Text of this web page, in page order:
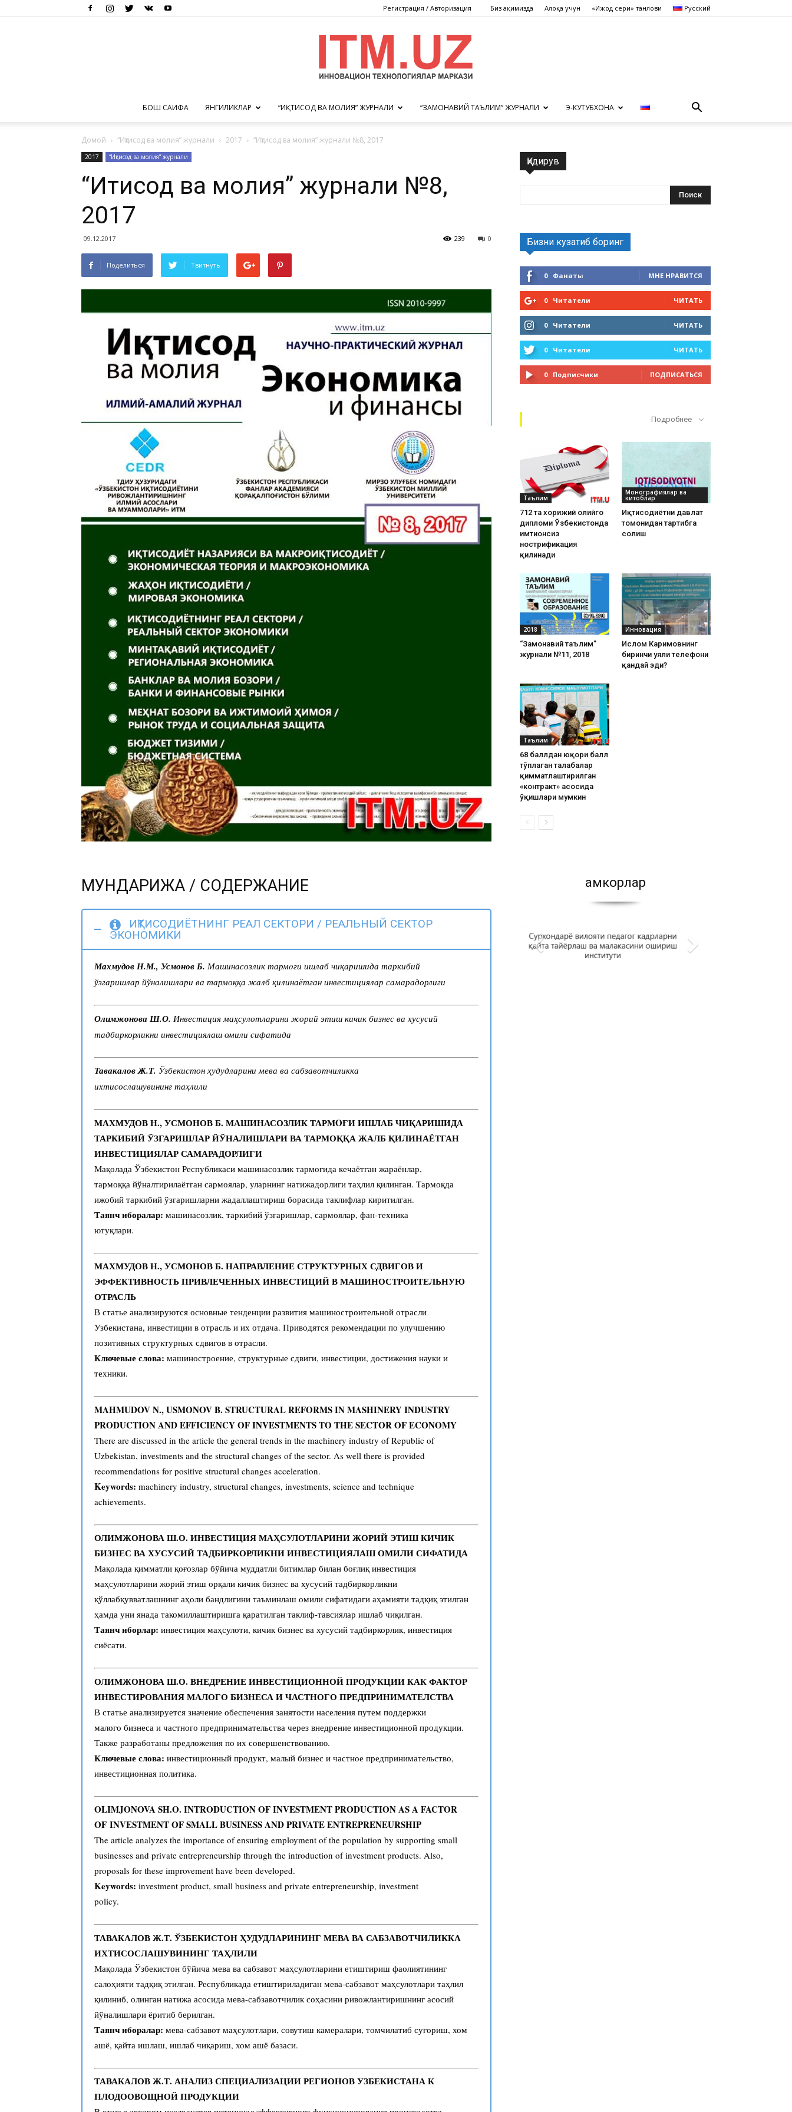
Регистрация / Авторизация Биз ҳақимизда Алоқа учун «Ижод сеҳри» танлови Русский
технологиялар
БОШ САҲИФА ЯНГИЛИКЛАР “ИҚТИСОД ВА МОЛИЯ” ЖУРНАЛИ “ЗАМОНАВИЙ ТАЪЛИМ” ЖУРНАЛИ Э-КУТУБХОНА
Домой “Иқтисод ва молия” журнали 2017 “Иқтисод ва молия” журнали №8, 2017
2017 “Иқтисод ва молия” журнали
“Иқтисод ва молия” журнали №8,
2017
09.12.2017 0
239
Поделиться Твитнуть
МУНДАРИЖА / СОДЕРЖАНИЕ
ИҚТИСОДИЁТНИНГ РЕАЛ СЕКТОРИ / РЕАЛЬНЫЙ СЕКТОР
ЭКОНОМИКИ
Махмудов Н.М., Усмонов Б. Машинасозлик тармoғи ишлаб чиқаришида таркибий
ўзгаришлар йўналишлари ва тармоққа жалб қилинаётган инвестициялар самарадорлиги
Олимжонова Ш.О. Инвестиция маҳсулотларини жорий этиш кичик бизнес ва хусусий
тадбиркорликни инвестициялаш омили сифатида
Тавакалов Ж.Т. Ўзбекистон ҳудудларини мева ва сабзавотчиликка
ихтисослашувининг таҳлили
МАХМУДОВ Н., УСМОНОВ Б. МАШИНАСОЗЛИК ТАРМOҒИ ИШЛАБ ЧИҚАРИШИДА
ТАРКИБИЙ ЎЗГАРИШЛАР ЙЎНАЛИШЛАРИ ВА ТАРМОҚҚА ЖАЛБ ҚИЛИНАЁТГАН
ИНВЕСТИЦИЯЛАР САМАРАДОРЛИГИ
Мақолада Ўзбекистон Республикаси машинасозлик тармоғида кечаётган жараёнлар,
тармоққа йўналтирилаётган сармоялар, уларнинг натижадорлиги таҳлил қилинган. Тармоқда
ижобий таркибий ўзгаришларни жадаллаштириш борасида таклифлар киритилган.
Таянч иборалар: машинасозлик, таркибий ўзгаришлар, сармоялар, фан-техника
ютуқлари.
МАХМУДОВ Н., УСМОНОВ Б. НАПРАВЛЕНИЕ СТРУКТУРНЫХ СДВИГОВ И
ЭФФЕКТИВНОСТЬ ПРИВЛЕЧЕННЫХ ИНВЕСТИЦИЙ В МАШИНОСТРОИТЕЛЬНУЮ
ОТРАСЛЬ
В статье анализируются основные тенденции развития машиностроительной отрасли
Узбекистана, инвестиции в отрасль и их отдача. Приводятся рекомендации по улучшению
позитивных структурных сдвигов в отрасли.
Ключевые слова: машиностроение, структурные сдвиги, инвестиции, достижения науки и
техники.
MAHMUDOV N., USMONOV B. STRUCTURAL REFORMS IN MASHINERY INDUSTRY
PRODUCTION AND EFFICIENCY OF INVESTMENTS TO THE SECTOR OF ECONOMY
There are discussed in the article the general trends in the machinery industry of Republic of
Uzbekistan, investments and the structural changes of the sector. As well there is provided
recommendations for positive structural changes acceleration.
Keywords: machinery industry, structural changes, investments, science and technique
achievements.
ОЛИМЖОНОВА Ш.О. ИНВЕСТИЦИЯ МАҲСУЛОТЛАРИНИ ЖОРИЙ ЭТИШ КИЧИК
БИЗНЕС ВА ХУСУСИЙ ТАДБИРКОРЛИКНИ ИНВЕСТИЦИЯЛАШ ОМИЛИ СИФАТИДА
Мақолада қимматли қоғозлар бўйича муддатли битимлар билан боғлиқ инвестиция
маҳсулотларини жорий этиш орқали кичик бизнес ва хусусий тадбиркорликни
қўллабқувватлашнинг аҳоли бандлигини таъминлаш омили сифатидаги аҳамияти тадқиқ этилган
ҳамда уни янада такомиллаштиришга қаратилган таклиф-тавсиялар ишлаб чиқилган.
Таянч иборлар: инвестиция маҳсулоти, кичик бизнес ва хусусий тадбиркорлик, инвестиция
сиёсати.
ОЛИМЖОНОВА Ш.О. ВНЕДРЕНИЕ ИНВЕСТИЦИОННОЙ ПРОДУКЦИИ КАК ФАКТОР
ИНВЕСТИРОВАНИЯ МАЛОГО БИЗНЕСА И ЧАСТНОГО ПРЕДПРИНИМАТЕЛСТВА
В статье анализируется значение обеспечения занятости населения путем поддержки
малого бизнеса и частного предпринимательства через внедрение инвестиционной продукции.
Также разработаны предложения по их совершенствованию.
Ключевые слова: инвестиционный продукт, малый бизнес и частное предпринимательство,
инвестиционная политика.
OLIMJONOVA SH.O. INTRODUCTION OF INVESTMENT PRODUCTION AS A FACTOR
OF INVESTMENT OF SMALL BUSINESS AND PRIVATE ENTREPRENEURSHIP
The article analyzes the importance of ensuring employment of the population by supporting small
businesses and private entrepreneurship through the introduction of investment products. Also,
proposals for these improvement have been developed.
Keywords: investment product, small business and private entrepreneurship, investment
policy.
ТАВАКАЛОВ Ж.Т. ЎЗБЕКИСТОН ҲУДУДЛАРИНИНГ МЕВА ВА САБЗАВОТЧИЛИККА
ИХТИСОСЛАШУВИНИНГ ТАҲЛИЛИ
Мақолада Ўзбекистон бўйича мева ва сабзавот маҳсулотларини етиштириш фаолиятининг
салоҳияти тадқиқ этилган. Республикада етиштириладиган мева-сабзавот маҳсулотлари таҳлил
қилиниб, олинган натижа асосида мева-сабзавотчилик соҳасини ривожлантиришнинг асосий
йўналишлари ёритиб берилган.
Таянч иборалар: мева-сабзавот маҳсулотлари, совутиш камералари, томчилатиб суғориш, хом
ашё, қайта ишлаш, ишлаб чиқариш, хом ашё базаси.
ТАВАКАЛОВ Ж.Т. АНАЛИЗ СПЕЦИАЛИЗАЦИИ РЕГИОНОВ УЗБЕКИСТАНА К
ПЛОДООВОЩНОЙ ПРОДУКЦИИ
Қидирув
Бизни кузатиб боринг
0 Фанаты МНЕ НРАВИТСЯ
0 Читатели ЧИТАТЬ
0 Читатели ЧИТАТЬ
0 Читатели ЧИТАТЬ
0 Подписчики ПОДПИСАТЬСЯ
Подробнее
Таълим
712 та хорижий олийгоҳ
дипломи Ўзбекистонда
имтиҳонсиз
нострификация
қилинади
Монографиялар ва
китоблар
Иқтисодиётни давлат
томонидан тартибга
солиш
2018
“Замонавий таълим”
журнали №11, 2018
Инновация
Ислом Каримовнинг
биринчи уяли телефони
қандай эди?
Таълим
68 баллдан юқори балл
тўплаган талабалар
қимматлаштирилган
«контракт» асосида
ўқишлари мумкин
Ҳамкорлар